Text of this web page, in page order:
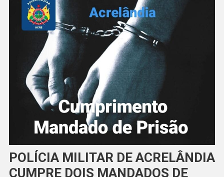
POLÍCIA MILITAR DE ACRELÂNDIA
CUMPRE DOIS MANDADOS DE